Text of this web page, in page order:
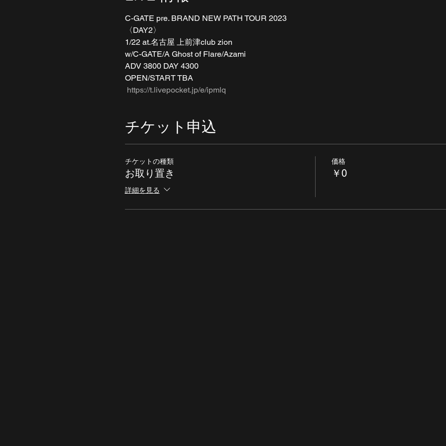
C-GATE pre. BRAND NEW PATH TOUR 2023
〈DAY2〉
1/22 at.名古屋 上前津club zion
w/C-GATE/A Ghost of Flare/Azami
ADV 3800 DAY 4300
OPEN/START TBA
https://t.livepocket.jp/e/ipmlq
チケット申込
チケットの種類
お取り置き
詳細を見る
価格
￥0